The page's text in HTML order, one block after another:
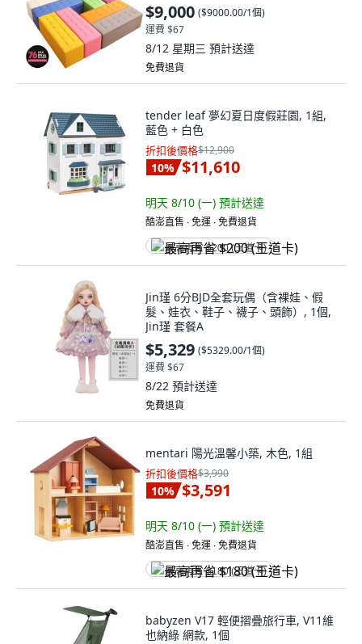
$9,000 ($9000.00/1個)
運費 $67
8/12 星期三 預計送達
免費退貨
tender leaf 夢幻夏日度假莊園, 1組,
藍色 + 白色
折扣後價格$12,900
10% $11,610
明天 8/10 (一) 預計送達
酷澎直售 ∙ 免運 ∙ 免費退貨
最高再省 $200 (王道卡)
Jin瑾 6分BJD全套玩偶（含裸娃、假
髮、娃衣、鞋子、襪子、頭飾）, 1個,
Jin瑾 套餐A
$5,329 ($5329.00/1個)
運費 $67
8/22 預計送達
免費退貨
mentari 陽光溫馨小築, 木色, 1組
折扣後價格$3,990
10% $3,591
明天 8/10 (一) 預計送達
酷澎直售 ∙ 免運 ∙ 免費退貨
最高再省 $180 (王道卡)
babyzen V17 輕便摺疊旅行車, V11維
也納綠 網款, 1個